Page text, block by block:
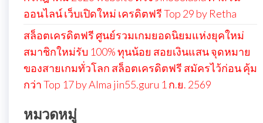
ออนไลน์ เว็บเปิดใหม่ เครดิตฟรี Top 29 by Retha
สล็อตเครดิตฟรี ศูนย์รวมเกมยอดนิยมแห่งยุคใหม่
สมาชิกใหม่รับ 100% ทุนน้อย สอยเงินแสน จุดหมาย
ของสายเกมทั่วโลก สล็อตเครดิตฟรี สมัครไว้ก่อน คุ้ม
กว่า Top 17 by Alma jin55.guru 1 ก.ย. 2569
หมวดหมู่